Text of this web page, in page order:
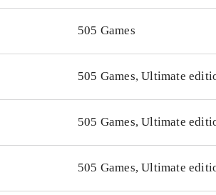
505 Games
505 Games, Ultimate
505 Games, Ultimate
505 Games, Ultimate